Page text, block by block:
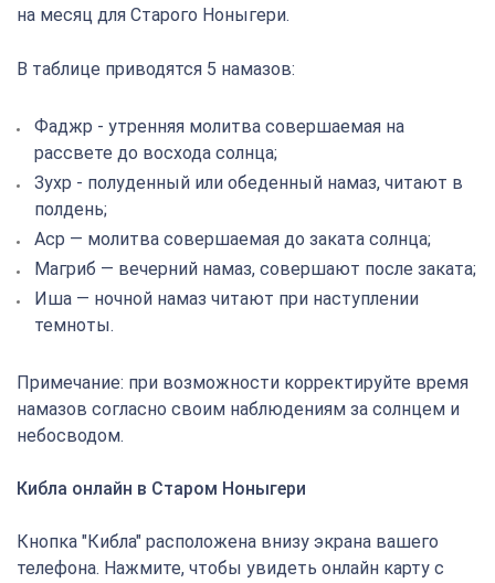
на месяц для Старого Ноныгери.
В таблице приводятся 5 намазов:
Фаджр - утренняя молитва совершаемая на
рассвете до восхода солнца;
Зухр - полуденный или обеденный намаз, читают в
полдень;
Аср — молитва совершаемая до заката солнца;
Магриб — вечерний намаз, совершают после заката;
Иша — ночной намаз читают при наступлении
темноты.
Примечание: при возможности корректируйте время
намазов согласно своим наблюдениям за солнцем и
небосводом.
Кибла онлайн в Старом Ноныгери
Кнопка "Кибла" расположена внизу экрана вашего
телефона. Нажмите, чтобы увидеть онлайн карту с